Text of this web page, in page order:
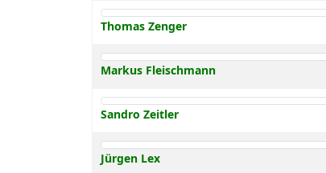
Thomas Zenger
Markus Fleischmann
Sandro Zeitler
Jürgen Lex